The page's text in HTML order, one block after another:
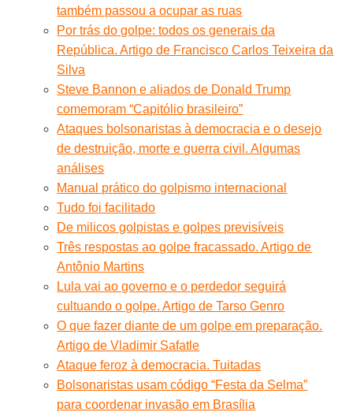
também passou a ocupar as ruas
Por trás do golpe: todos os generais da
República. Artigo de Francisco Carlos Teixeira da
Silva
Steve Bannon e aliados de Donald Trump
comemoram “Capitólio brasileiro”
Ataques bolsonaristas à democracia e o desejo
de destruição, morte e guerra civil. Algumas
análises
Manual prático do golpismo internacional
Tudo foi facilitado
De milicos golpistas e golpes previsíveis
Três respostas ao golpe fracassado. Artigo de
Antônio Martins
Lula vai ao governo e o perdedor seguirá
cultuando o golpe. Artigo de Tarso Genro
O que fazer diante de um golpe em preparação.
Artigo de Vladimir Safatle
Ataque feroz à democracia. Tuitadas
Bolsonaristas usam código “Festa da Selma”
para coordenar invasão em Brasília